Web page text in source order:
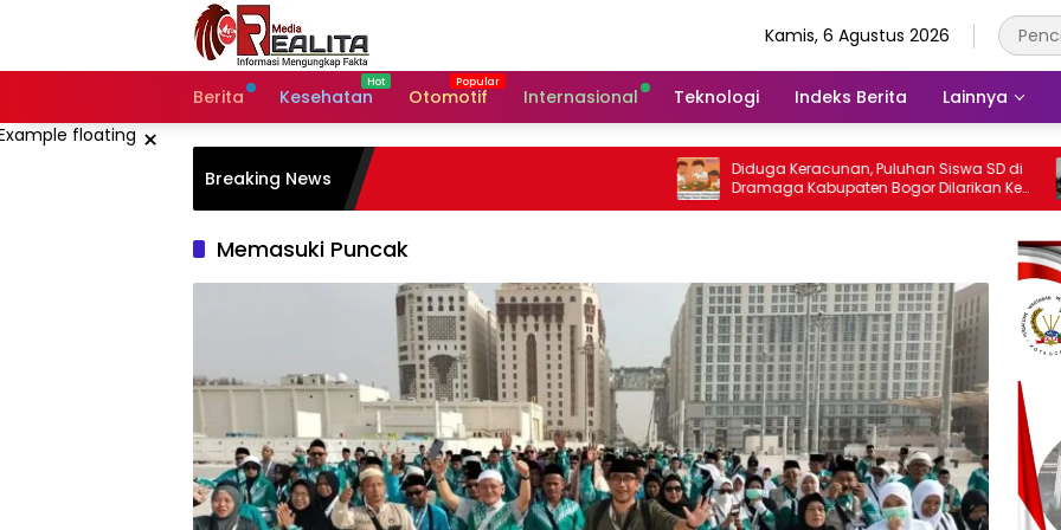
Kamis, 6 Agustus 2026
Berita Kesehatan Otomotif Internasional Teknologi Indeks Berita Lainnya
×
Breaking News
Diduga Keracunan, Puluhan Siswa SD di
Dramaga Kabupaten Bogor Dilarikan Ke
Puskesmas
LBH
Memasuki Puncak